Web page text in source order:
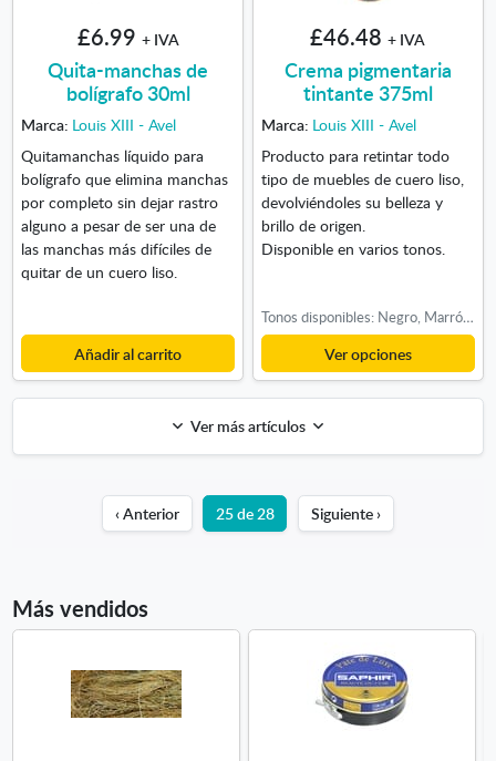
£6.99 + IVA
Quita-manchas de
bolígrafo 30ml
Marca: Louis XIII - Avel
Quitamanchas líquido para
bolígrafo que elimina manchas
por completo sin dejar rastro
alguno a pesar de ser una de
las manchas más difíciles de
quitar de un cuero liso.
Añadir al carrito
£46.48 + IVA
Crema pigmentaria
tintante 375ml
Marca: Louis XIII - Avel
Producto para retintar todo
tipo de muebles de cuero liso,
devolviéndoles su belleza y
brillo de origen.
Disponible en varios tonos.
Tonos disponibles: Negro, Marrón Claro, Marrón Medio, Marrón Medio, Marrón Oscuro, Marrón Oscuro, Azul Marino, Azul Marino, Verde Oscuro
Ver opciones
Ver más artículos
‹ Anterior 25 de 28 Siguiente ›
Más vendidos